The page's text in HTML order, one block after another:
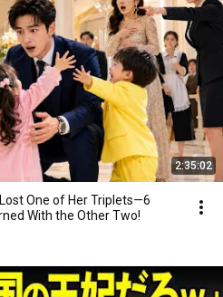
2:35:02
One of Her Triplets—6
With the Other Two!